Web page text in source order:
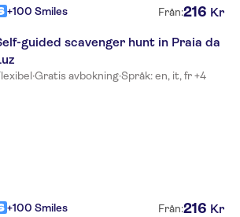
Boutique Bed
- Design &
Hotel
+100 Smiles Från:216 Kr
guided scavenger hunt in Praia da
·Gratis avbokning·Språk: en, it, fr +4
+100 Smiles Från:216 Kr